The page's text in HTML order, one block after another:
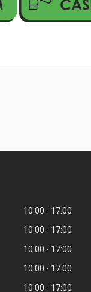
10:00
17:00
10:00
17:00
10:00
17:00
10:00
17:00
10:00 17:00